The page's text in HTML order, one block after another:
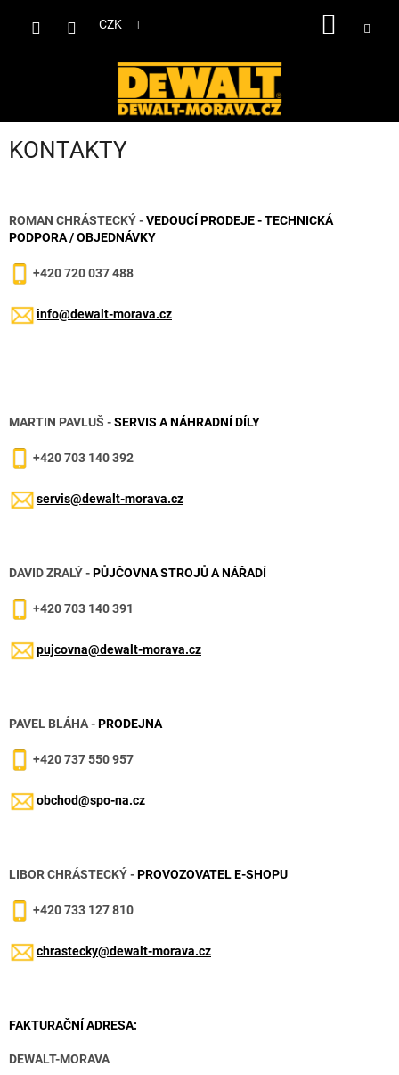
CZK
KONTAKTY
ROMAN CHRÁSTECKÝ -VEDOUCÍ PRODEJE - TECHNICKÁ
PODPORA / OBJEDNÁVKY
+420 720 037 488
info@dewalt-morava.cz
MARTIN PAVLUŠ -SERVIS A NÁHRADNÍ DÍLY
+420 703 140 392
servis@dewalt-morava.cz
DAVID ZRALÝ -PŮJČOVNA STROJŮ A NÁŘADÍ
+420 703 140 391
pujcovna@dewalt-morava.cz
PAVEL BLÁHA -PRODEJNA
+420 737 550 957
obchod@spo-na.cz
LIBOR CHRÁSTECKÝ -PROVOZOVATEL E-SHOPU
+420 733 127 810
chrastecky@dewalt-morava.cz
FAKTURAČNÍ ADRESA:
DEWALT-MORAVA